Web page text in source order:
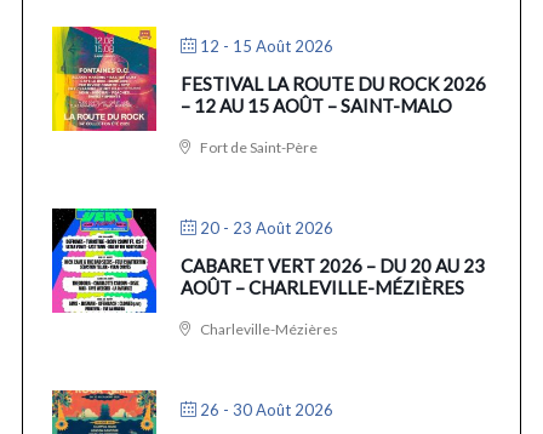
12 - 15 Août 2026
FESTIVAL LA ROUTE DU ROCK 2026
– 12 AU 15 AOÛT – SAINT-MALO
Fort de Saint-Père
20 - 23 Août 2026
CABARET VERT 2026 – DU 20 AU 23
AOÛT – CHARLEVILLE-MÉZIÈRES
Charleville-Mézières
26 - 30 Août 2026